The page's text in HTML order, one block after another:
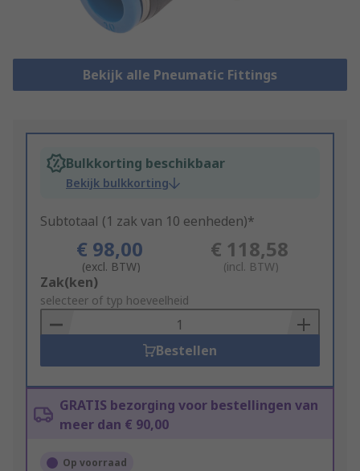
Bekijk alle Pneumatic Fittings
Bulkkorting beschikbaar
Bekijk bulkkorting
Subtotaal (1 zak van 10 eenheden)*
€ 98,00
(excl. BTW)
€ 118,58
(incl. BTW)
Add
to
Basket
Zak(ken)
selecteer of typ hoeveelheid
Bestellen
GRATIS bezorging voor bestellingen van
meer dan € 90,00
Op voorraad